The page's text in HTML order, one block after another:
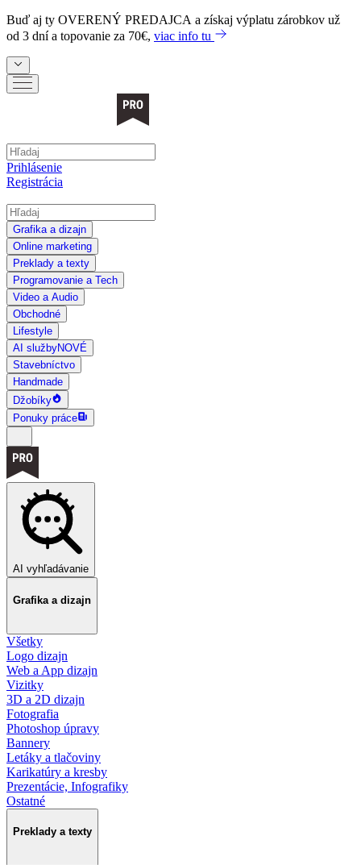
Buď aj ty OVERENÝ PREDAJCA a získaj výplatu zárobkov už
od 3 dní a topovanie za 70€, viac info tu
Prihlásenie
Registrácia
Grafika a dizajn
Online marketing
Preklady a texty
Programovanie a Tech
Video a Audio
Obchodné
Lifestyle
AI službyNOVÉ
Stavebníctvo
Handmade
Džobíky
Ponuky práce
AI vyhľadávanie
Grafika a dizajn
Všetky
Logo dizajn
Web a App dizajn
Vizitky
3D a 2D dizajn
Fotografia
Photoshop úpravy
Bannery
Letáky a tlačoviny
Karikatúry a kresby
Prezentácie, Infografiky
Ostatné
Preklady a texty